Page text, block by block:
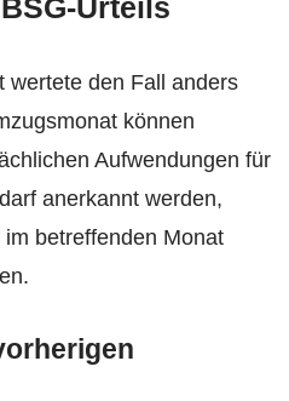
Urteils
wertete den Fall anders
können
Aufwendungen für
anerkannt werden,
betreffenden Monat